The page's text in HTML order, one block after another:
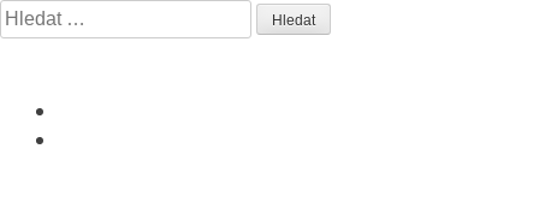
Skip
to
Vyhledávání